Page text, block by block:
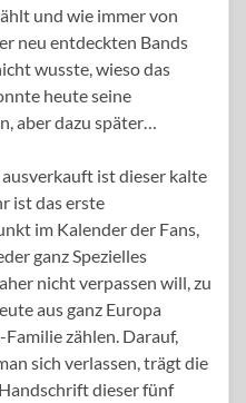
und wie immer von
neu entdeckten Bands
wusste, wieso das
heute seine
aber dazu später…
ist dieser kalte
ist das erste
im Kalender der Fans,
ganz Spezielles
nicht verpassen will, zu
aus ganz Europa
zählen. Darauf,
sich verlassen, trägt die
dieser fünf